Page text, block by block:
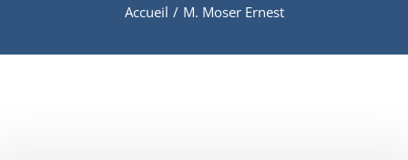
Accueil / M. Moser Ernest